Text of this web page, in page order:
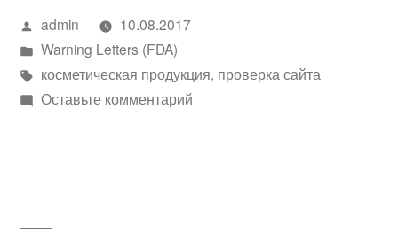
Написано
автором
admin
10.08.2017
Написано
в
Warning Letters (FDA)
Метки:
косметическая продукция, проверка сайта
Оставьте комментарийк